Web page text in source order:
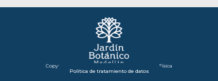
Copyright 2026 – Secretaría de Infraestructura Física
Política de tratamiento de datos